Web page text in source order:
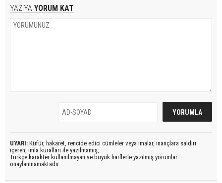
YAZIYA YORUM KAT
UYARI: Küfür, hakaret, rencide edici cümleler veya imalar, inançlara saldırı
içeren, imla kuralları ile yazılmamış,
Türkçe karakter kullanılmayan ve büyük harflerle yazılmış yorumlar
onaylanmamaktadır.